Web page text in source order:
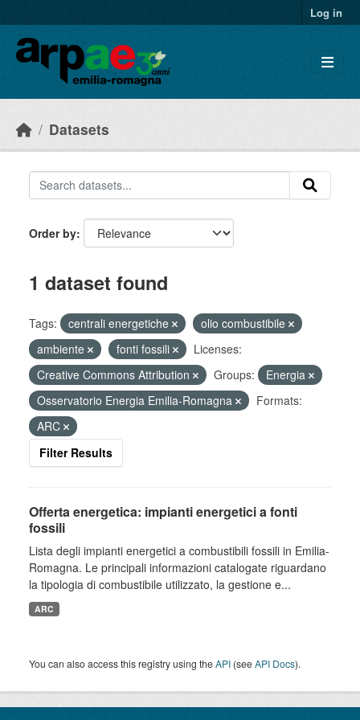
Log in
Datasets
Order by
1 dataset found
Tags: centrali energetiche
olio combustibile
ambiente
fonti fossili
Licenses:
Creative Commons Attribution
Groups:
Energia
Osservatorio Energia Emilia-Romagna
Formats:
ARC
Filter Results
Offerta energetica: impianti energetici a fonti
fossili
Lista degli impianti energetici a combustibili fossili in Emilia-
Romagna. Le principali informazioni catalogate riguardano
la tipologia di combustibile utilizzato, la gestione e...
ARC
You can also access this registry using theAPI (seeAPI Docs).